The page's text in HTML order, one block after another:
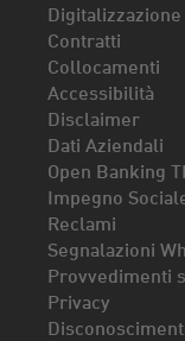
Contratti
Collocamenti
Accessibilità
Disclaimer
Dati Aziendali
Open Banking
Impegno
Reclami
Segnalazioni
Provvedimenti
Privacy